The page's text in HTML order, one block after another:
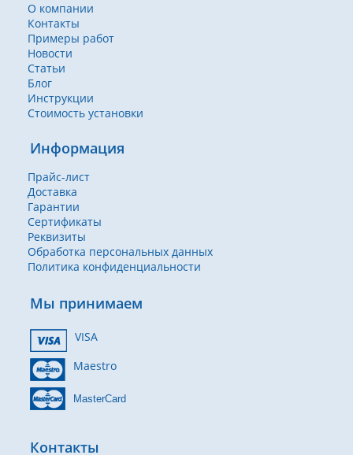
О компании
Контакты
Примеры работ
Новости
Статьи
Блог
Инструкции
Стоимость установки
Информация
Прайс-лист
Доставка
Гарантии
Сертификаты
Реквизиты
Обработка персональных данных
Политика конфиденциальности
Мы принимаем
VISA
Maestro
MasterCard
Контакты